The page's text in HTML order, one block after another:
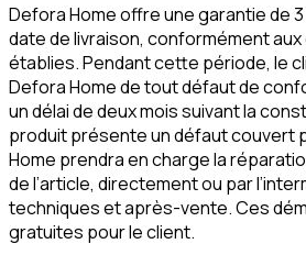
Defora Home offre une garantie de
date de livraison, conformément
établies. Pendant cette période, le
Defora Home de tout défaut de
un délai de deux mois suivant la
produit présente un défaut couvert
Home prendra en charge la
de l’article, directement ou par
techniques et après-vente. Ces
gratuites pour le client.